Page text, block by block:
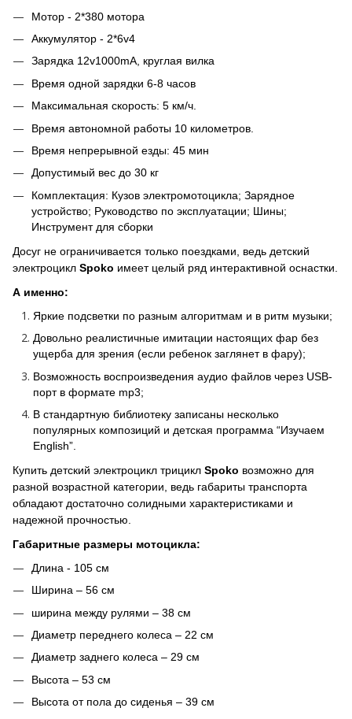
Мотор - 2*380 мотора
Аккумулятор - 2*6v4
Зарядка 12v1000mA, круглая вилка
Время одной зарядки 6-8 часов
Максимальная скорость: 5 км/ч.
Время автономной работы 10 километров.
Время непрерывной езды: 45 мин
Допустимый вес до 30 кг
Комплектация: Кузов электромотоцикла; Зарядное
устройство; Руководство по эксплуатации; Шины;
Инструмент для сборки
Досуг не ограничивается только поездками, ведь детский
электроцикл Spoko имеет целый ряд интерактивной оснастки.
А именно:
Яркие подсветки по разным алгоритмам и в ритм музыки;
Довольно реалистичные имитации настоящих фар без
ущерба для зрения (если ребенок заглянет в фару);
Возможность воспроизведения аудио файлов через USB-
порт в формате mp3;
В стандартную библиотеку записаны несколько
популярных композиций и детская программа “Изучаем
English”.
Купить детский электроцикл трицикл Spoko возможно для
разной возрастной категории, ведь габариты транспорта
обладают достаточно солидными характеристиками и
надежной прочностью.
Габаритные размеры мотоцикла:
Длина - 105 см
Ширина – 56 см
ширина между рулями – 38 см
Диаметр переднего колеса – 22 см
Диаметр заднего колеса – 29 см
Высота – 53 см
Высота от пола до сиденья – 39 см